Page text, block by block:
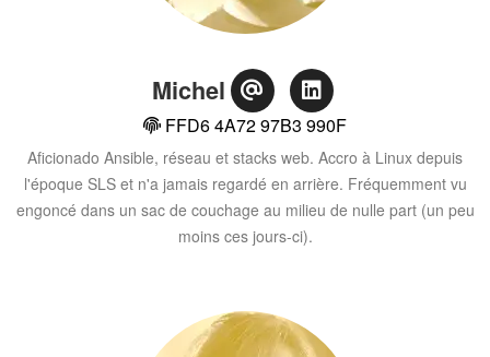
Michel
FFD6 4A72 97B3 990F
Aficionado Ansible, réseau et stacks web. Accro à Linux depuis
l'époque SLS et n'a jamais regardé en arrière. Fréquemment vu
engoncé dans un sac de couchage au milieu de nulle part (un peu
moins ces jours-ci).